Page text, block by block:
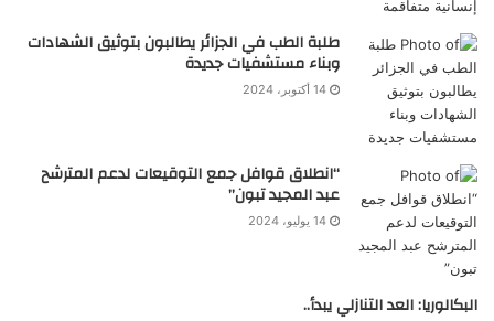
طلبة الطب في الجزائر يطالبون بتوثيق الشهادات
وبناء مستشفيات جديدة
14 أكتوبر، 2024
“انطلاق قوافل جمع التوقيعات لدعم المترشح
عبد المجيد تبون”
14 يوليو، 2024
البكالوريا: العد التنازلي يبدأ..